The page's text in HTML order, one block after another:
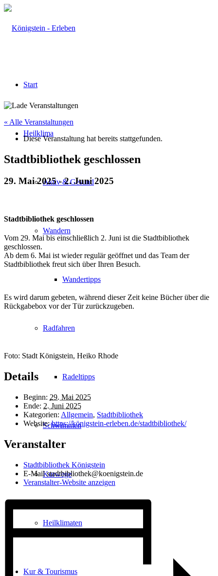
Start
Heilklima
Aktiv & Gesund
Wandern
Wandertipps
Radfahren
Radeltipps
Schwimmen
Kurwege
Heilklimaten
Kur & Tourismus
« Alle Veranstaltungen
Diese Veranstaltung hat bereits stattgefunden.
Stadtbibliothek geschlossen
29. Mai 2025-2. Juni 2025
Stadtbibliothek geschlossen
Vom 29. Mai bis einschließlich 2. Juni ist die Stadtbibliothek
geschlossen.
Ab dem 6. Mai ist wieder regulär geöffnet und das Team der
Stadtbibliothek freut sich über Ihren Besuch.
Es wird darum gebeten, während dieser Zeit keine Bücher über die
Rückgabebox vor der Tür zurückzugeben.
Foto: Stadt Königstein, Heiko Rhode
Details
Beginn: 29. Mai 2025
Ende: 2. Juni 2025
Kategorien: Allgemein, Stadtbibliothek
Website: https://königstein-erleben.de/stadtbibliothek/
Veranstalter
Stadtbibliothek Königstein
E-Mailstadtbibliothek@koenigstein.de
Veranstalter-Website anzeigen